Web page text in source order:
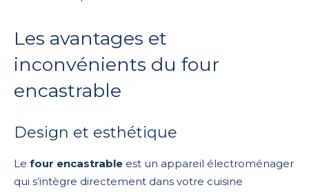
Les avantages et
inconvénients du four
encastrable
Design et esthétique
Le four encastrable est un appareil électroménager
qui s’intègre directement dans votre cuisine